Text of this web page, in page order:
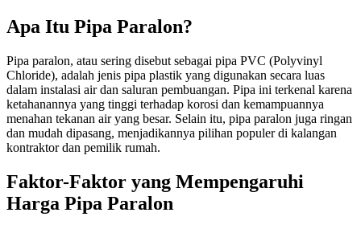
Apa Itu Pipa Paralon?
Pipa paralon, atau sering disebut sebagai pipa PVC (Polyvinyl
Chloride), adalah jenis pipa plastik yang digunakan secara luas
dalam instalasi air dan saluran pembuangan. Pipa ini terkenal karena
ketahanannya yang tinggi terhadap korosi dan kemampuannya
menahan tekanan air yang besar. Selain itu, pipa paralon juga ringan
dan mudah dipasang, menjadikannya pilihan populer di kalangan
kontraktor dan pemilik rumah.
Faktor-Faktor yang Mempengaruhi
Harga Pipa Paralon